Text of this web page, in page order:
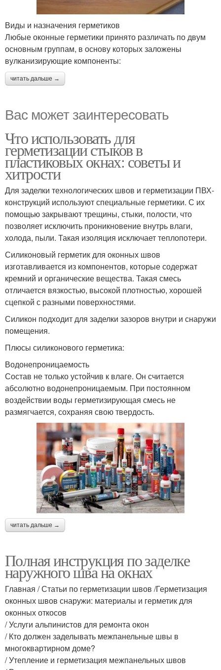
Виды и назначения герметиков
Любые оконные герметики принято различать по двум
основным группам, в основу которых заложены
вулканизирующие компоненты:
читать дальше →
Вас может заинтересовать
Что использовать для
герметизации стыков в
пластиковых окнах: советы и
хитрости
Для заделки технологических швов и герметизации ПВХ-
конструкций используют специальные герметики. С их
помощью закрывают трещины, стыки, полости, что
позволяет исключить проникновение внутрь влаги,
холода, пыли. Такая изоляция исключает теплопотери.
Силиконовый герметик для оконных швов
изготавливается из компонентов, которые содержат
кремний и органические вещества. Такая смесь
отличается вязкостью, высокой плотностью, хорошей
сцепкой с разными поверхностями.
Силикон подходит для заделки зазоров внутри и снаружи
помещения.
Плюсы силиконового герметика:
Водонепроницаемость
Состав не только устойчив к влаге. Он считается
абсолютно водонепроницаемым. При постоянном
воздействии воды герметизирующая смесь не
размягчается, сохраняя свою твердость.
читать дальше →
Полная инструкция по заделке
наружного шва на окнах
Главная / Статьи по герметизации швов /Герметизация
оконных швов снаружи: материалы и герметик для
оконных откосов
/ Услуги альпинистов для ремонта окон
/ Кто должен заделывать межпанельные швы в
многоквартирном доме?
/ Утепление и герметизация межпанельных швов